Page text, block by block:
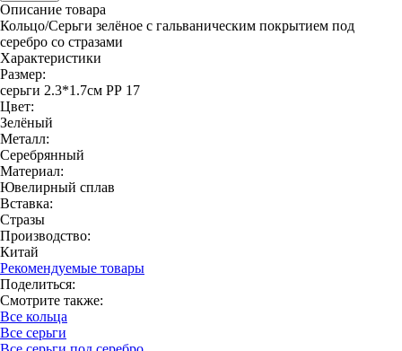
Описание товара
Кольцо/Серьги зелёное с гальваническим покрытием под
серебро со стразами
Характеристики
Размер:
серьги 2.3*1.7см РР 17
Цвет:
Зелёный
Металл:
Серебрянный
Материал:
Ювелирный сплав
Вставка:
Стразы
Производство:
Китай
Рекомендуемые товары
Поделиться:
Смотрите также:
Все кольца
Все серьги